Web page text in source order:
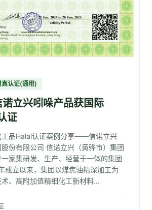
认证(通用)
立兴吲哚产品获国际
证
工品Halal认证案例分享——信诺立兴
股份有限公司 信诺立兴（黄骅市）集团
家集研发、生产、经营于一体的集团
成立以来，集团以煤焦油精深加工为
、高附加值精细化工新材料…